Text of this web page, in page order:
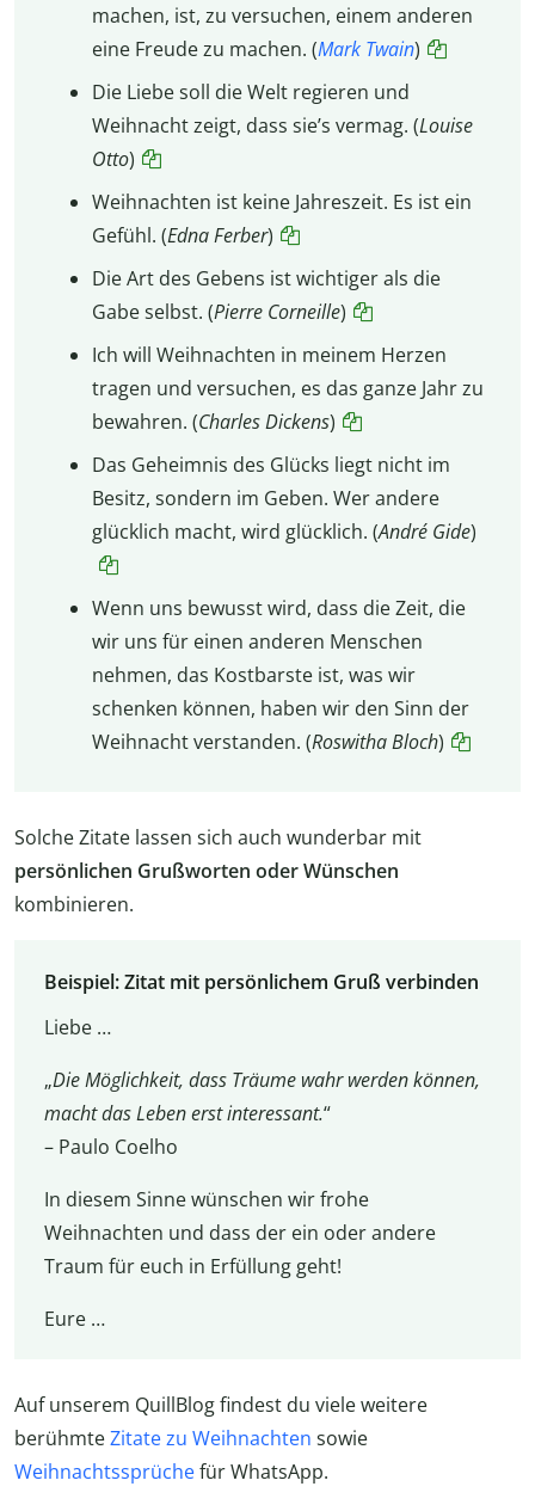
machen, ist, zu versuchen, einem anderen
eine Freude zu machen. (Mark Twain)
Die Liebe soll die Welt regieren und
Weihnacht zeigt, dass sie’s vermag. (Louise
Otto)
Weihnachten ist keine Jahreszeit. Es ist ein
Gefühl. (Edna Ferber)
Die Art des Gebens ist wichtiger als die
Gabe selbst. (Pierre Corneille)
Ich will Weihnachten in meinem Herzen
tragen und versuchen, es das ganze Jahr zu
bewahren. (Charles Dickens)
Das Geheimnis des Glücks liegt nicht im
Besitz, sondern im Geben. Wer andere
glücklich macht, wird glücklich. (André Gide)
Wenn uns bewusst wird, dass die Zeit, die
wir uns für einen anderen Menschen
nehmen, das Kostbarste ist, was wir
schenken können, haben wir den Sinn der
Weihnacht verstanden. (Roswitha Bloch)
Solche Zitate lassen sich auch wunderbar mit
persönlichen Grußworten oder Wünschen
kombinieren.
Beispiel: Zitat mit persönlichem Gruß verbinden
Liebe …
„Die Möglichkeit, dass Träume wahr werden können,
macht das Leben erst interessant.“
– Paulo Coelho
In diesem Sinne wünschen wir frohe
Weihnachten und dass der ein oder andere
Traum für euch in Erfüllung geht!
Eure …
Auf unserem QuillBlog findest du viele weitere
berühmteZitate zu Weihnachten sowie
Weihnachtssprüchefür WhatsApp.